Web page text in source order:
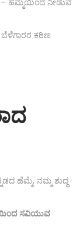
ಕಠಿಣ
ಹೆಮ್ಮೆ, ನಮ್ಮ ಶುದ್ಧ
ಸವಿಯುವ